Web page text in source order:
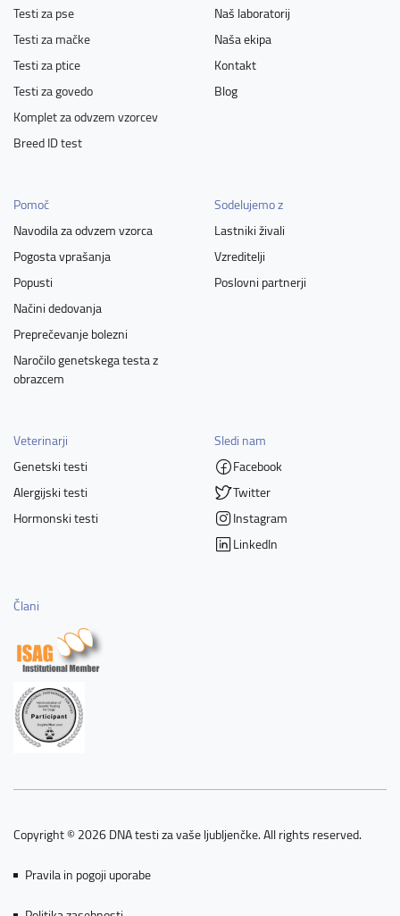
Testi za pse
Testi za mačke
Testi za ptice
Testi za govedo
Komplet za odvzem vzorcev
Breed ID test
Naš laboratorij
Naša ekipa
Kontakt
Blog
Pomoč
Navodila za odvzem vzorca
Pogosta vprašanja
Popusti
Načini dedovanja
Preprečevanje bolezni
Naročilo genetskega testa z
obrazcem
Sodelujemo z
Lastniki živali
Vzreditelji
Poslovni partnerji
Veterinarji
Genetski testi
Alergijski testi
Hormonski testi
Sledi nam
Facebook
Twitter
Instagram
LinkedIn
Člani
Copyright © 2026 DNA testi za vaše ljubljenčke. All rights reserved.
Pravila in pogoji uporabe